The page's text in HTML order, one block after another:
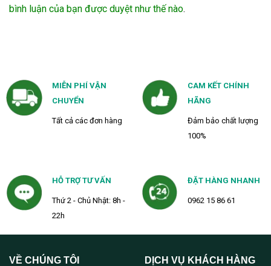
bình luận của bạn được duyệt như thế nào.
MIỄN PHÍ VẬN
CHUYỂN
Tất cả các đơn hàng
CAM KẾT CHÍNH
HÃNG
Đảm bảo chất lượng
100%
HỖ TRỢ TƯ VẤN
Thứ 2 - Chủ Nhật: 8h -
22h
ĐẶT HÀNG NHANH
0962 15 86 61
VỀ CHÚNG TÔI DỊCH VỤ KHÁCH HÀNG